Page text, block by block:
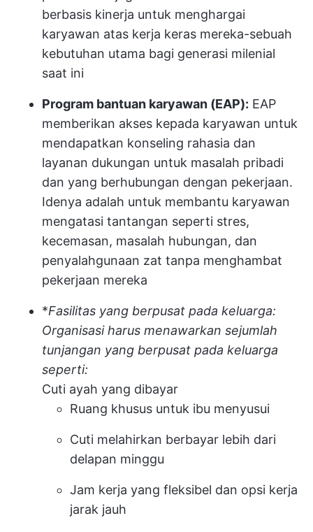
berbasis kinerja untuk menghargai
karyawan atas kerja keras mereka-sebuah
kebutuhan utama bagi generasi milenial
saat ini
Program bantuan karyawan (EAP): EAP
memberikan akses kepada karyawan untuk
mendapatkan konseling rahasia dan
layanan dukungan untuk masalah pribadi
dan yang berhubungan dengan pekerjaan.
Idenya adalah untuk membantu karyawan
mengatasi tantangan seperti stres,
kecemasan, masalah hubungan, dan
penyalahgunaan zat tanpa menghambat
pekerjaan mereka
*Fasilitas yang berpusat pada keluarga:
Organisasi harus menawarkan sejumlah
tunjangan yang berpusat pada keluarga
seperti:
Cuti ayah yang dibayar
Ruang khusus untuk ibu menyusui
Cuti melahirkan berbayar lebih dari
delapan minggu
Jam kerja yang fleksibel dan opsi kerja
jarak jauh